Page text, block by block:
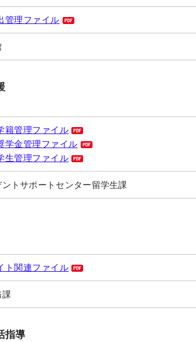
管理ファイル
籍管理ファイル
学金管理ファイル
生管理ファイル
ントサポートセンター留学生課
ト関連ファイル
課
指導